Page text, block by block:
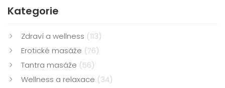
Kategorie
Zdraví a wellness (113)
Erotické masáže (76)
Tantra masáže (56)
Wellness a relaxace (34)